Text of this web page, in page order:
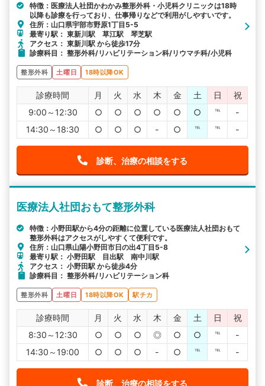
特徴：医療法人社団かわかみ整形外科・小児科クリニックは18時
以降も診療を行っており、仕事帰りなどで利用がしやすいです。
住所：山口県宇部市野原1丁目5-5
最寄り駅： 東新川駅 草江駅 琴芝駅
アクセス： 東新川駅 から徒歩17分
診療科目： 整形外科/リハビリテーション科/リウマチ科/小児科
整形外科 土曜日 18時以降OK
診療時間 月 火 水 木 金 土 日
祝
9:00～12:30
○ ○ ○ ○ ○ ○ ℡
-
14:30～18:30
○ ○ ○ - ○ ℡ ℡ -
診断、治療の相談をする
医療法人社団おもて整形外科
特徴：小野田駅から4分の距離に位置している医療法人社団おもて
整形外科はアクセスがしやすくて便利です。
住所：山口県山陽小野田市日の出4丁目5-8
最寄り駅： 小野田駅 目出駅 南中川駅
アクセス： 小野田駅 から徒歩4分
診療科目： 整形外科/リハビリテーション科
整形外科 土曜日 18時以降OK 駅チカ
診療時間 月 火 水 木 金 土 日
祝
8:30～12:30
○ ○ ○ ◎ ○ ○ ℡
-
14:30～19:00
○ ○ ○ - ○ ℡ ℡ -
診断、治療の相談をする